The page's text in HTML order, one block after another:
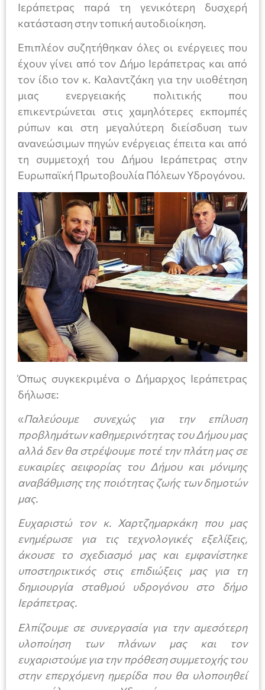
Ιεράπετρας παρά τη γενικότερη δυσχερή
κατάσταση στην τοπική αυτοδιοίκηση.
Επιπλέον συζητήθηκαν όλες οι ενέργειες που
έχουν γίνει από τον Δήμο Ιεράπετρας και από
τον ίδιο τον κ. Καλαντζάκη για την υιοθέτηση
μιας ενεργειακής πολιτικής που
επικεντρώνεται στις χαμηλότερες εκπομπές
ρύπων και στη μεγαλύτερη διείσδυση των
ανανεώσιμων πηγών ενέργειας έπειτα και από
τη συμμετοχή του Δήμου Ιεράπετρας στην
Ευρωπαϊκή Πρωτοβουλία Πόλεων Υδρογόνου.
Όπως συγκεκριμένα ο Δήμαρχος Ιεράπετρας
δήλωσε:
«Παλεύουμε συνεχώς για την επίλυση
προβλημάτων καθημερινότητας του Δήμου μας
αλλά δεν θα στρέψουμε ποτέ την πλάτη μας σε
ευκαιρίες αειφορίας του Δήμου και μόνιμης
αναβάθμισης της ποιότητας ζωής των δημοτών
μας.
Ευχαριστώ τον κ. Χαρτζημαρκάκη που μας
ενημέρωσε για τις τεχνολογικές εξελίξεις,
άκουσε το σχεδιασμό μας και εμφανίστηκε
υποστηρικτικός στις επιδιώξεις μας για τη
δημιουργία σταθμού υδρογόνου στο δήμο
Ιεράπετρας.
Ελπίζουμε σε συνεργασία για την αμεσότερη
υλοποίηση των πλάνων μας και τον
ευχαριστούμε για την πρόθεση συμμετοχής του
στην επερχόμενη ημερίδα που θα υλοποιηθεί